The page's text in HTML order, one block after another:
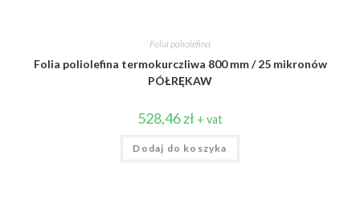
Folia poliolefina
Folia poliolefina termokurczliwa 800 mm / 25 mikronów
PÓŁRĘKAW
528,46zł + vat
Dodaj do koszyka